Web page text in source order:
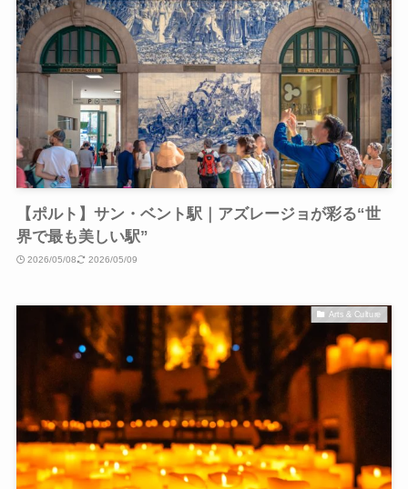
【ポルト】サン・ベント駅｜アズレージョが彩る“世
界で最も美しい駅”
2026/05/08 2026/05/09
Arts & Culture